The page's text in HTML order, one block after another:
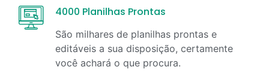
4000 Planilhas Prontas
São milhares de planilhas prontas e
editáveis a sua disposição, certamente
você achará o que procura.